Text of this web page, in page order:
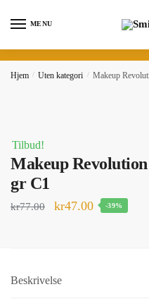
MENU
Hjem / Uten kategori / Makeup
Tilbud!
Makeup
gr C1
kr77.00 kr47.00 -39%
Beskrivelse